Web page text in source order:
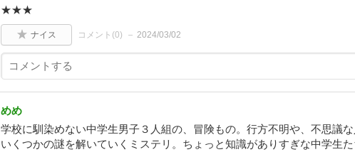
★★★
ナイス コメント(0) 2024/03/02
めめ
学校に馴染めない中学生男子３人組の、冒険もの。行方不明や、不思議な
いくつかの謎を解いていくミステリ。ちょっと知識がありすぎな中学生